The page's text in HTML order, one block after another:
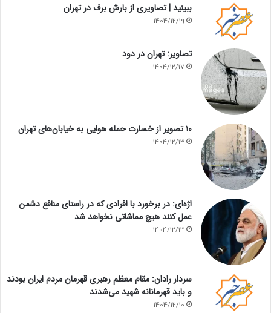
ببینید | تصاویری از بارش برف در تهران
1404/12/19
تصاویر: تهران در دود
1404/12/17
۱۰ تصویر از خسارت حمله هوایی به خیابان‌های تهران
1404/12/13
اژه‌ای: در برخورد با افرادی که در راستای منافع دشمن
عمل کنند هیچ مماشاتی نخواهد شد
1404/12/13
سردار رادان: مقام معظم رهبری قهرمان مردم ایران بودند
و باید قهرمانانه شهید می‌شدند
1404/12/10